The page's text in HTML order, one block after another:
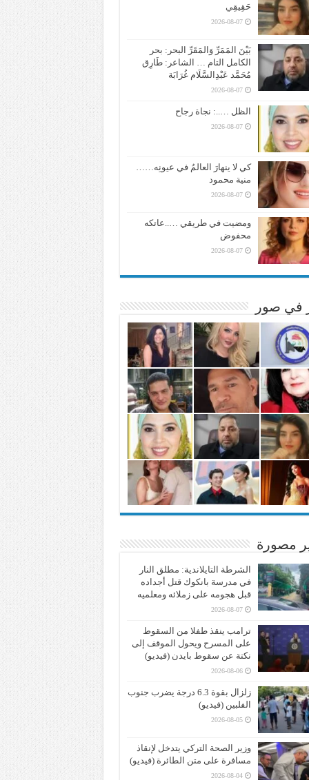
حَقِيقِي
2026-08-07
بَيْنَ المَمَرِّ وَالمَقَرِّ البحر: بحر
الكامل التام … الشاعر: طَارِق
مُحَمَّد عَبْدِالسَّلَام غُرَابَة
2026-08-07
الظل …..: نجاة رجاح
2026-08-07
كي لا ينهارَ العالمُ في عيونِه……
منية محمود
2026-08-07
ومضيت في طريقي …..عاتكه
محفوض
2026-08-07
في صور
مصورة
الشرطة التايلاندية: مطلق النار
في مدرسة بانكوك قتل أجداده
قبل هجومه على زملائه ومعلميه
2026-08-07
ترامب ينقذ طفلا من السقوط
على المسرح ويحول الموقف إلى
نكتة عن سقوط بايدن (فيديو)
2026-08-06
زلزال بقوة 6.3 درجة يضرب جنوب
الفلبين (فيديو)
2026-08-05
وزير الصحة التركي يتدخل لإنقاذ
مسافرة على متن الطائرة (فيديو)
2026-08-04